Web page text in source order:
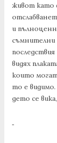
живот като
и
съмнителни
видях
които могат
то е видимо.
дето се